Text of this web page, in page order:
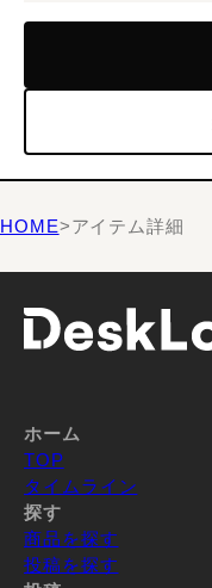
HOME>アイテム詳細
ホーム
TOP
タイムライン
探す
商品を探す
投稿を探す